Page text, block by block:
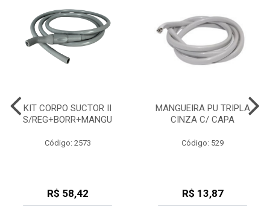
KIT CORPO SUCTOR II
S/REG+BORR+MANGU
Código: 2573
R$ 58,42
MANGUEIRA PU TRIPLA
CINZA C/ CAPA
Código: 529
R$ 13,87